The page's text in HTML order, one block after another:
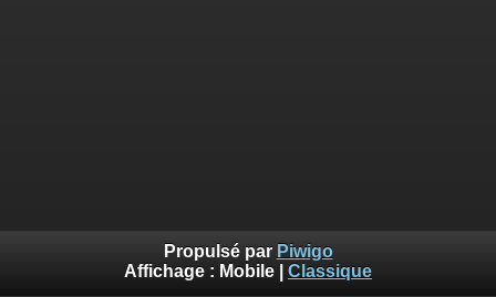
Propulsé par Piwigo
Affichage : Mobile Classique